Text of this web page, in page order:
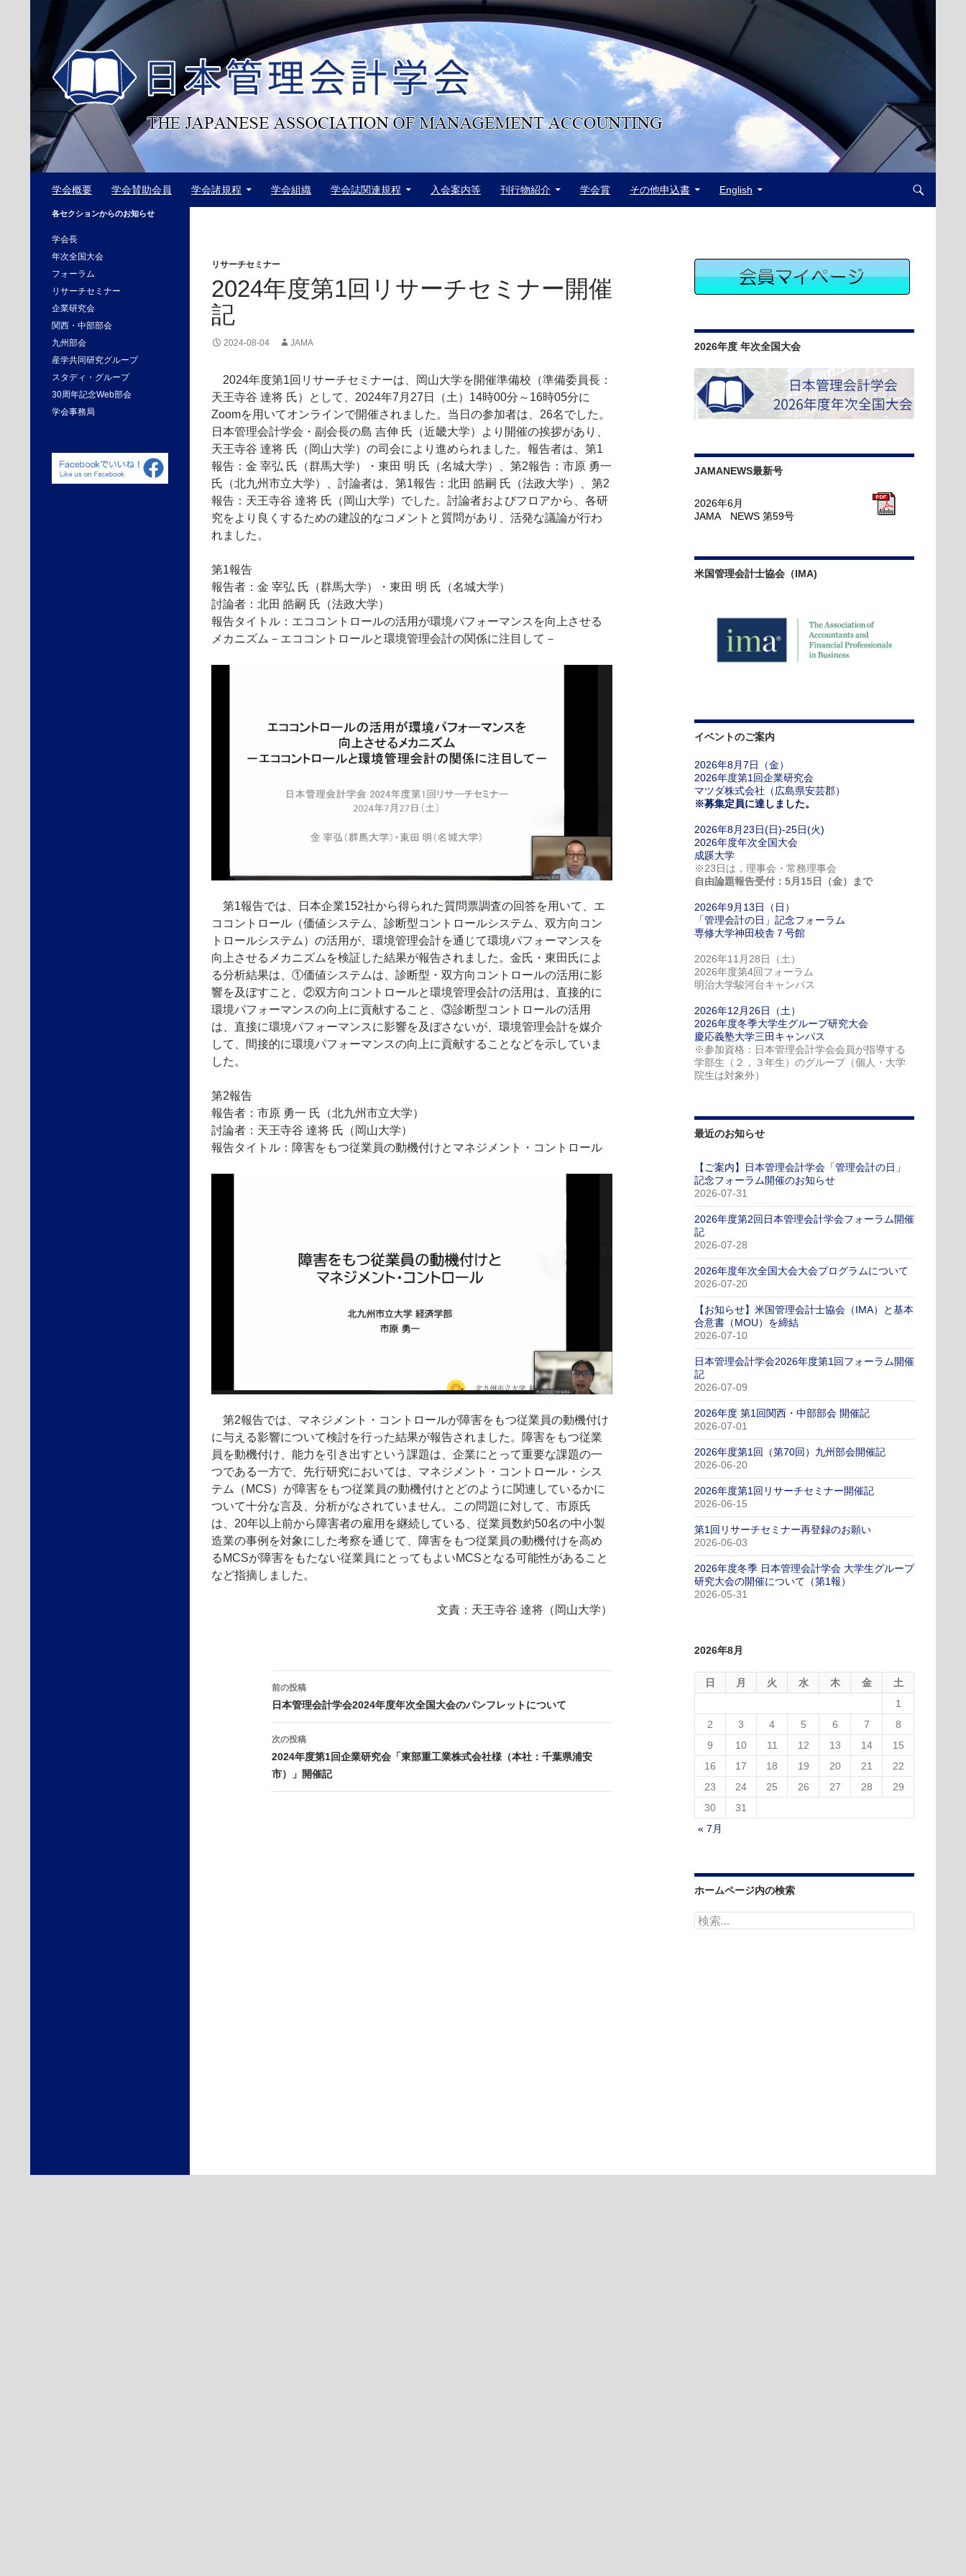
日本管理会計学会
学会概要 学会賛助会員 学会諸規程 学会組織 学会誌関連規程 入会案内等 刊行物紹介 学会賞 その他申込書 English
リサーチセミナー
2024年度第1回リサーチセミナー開催
記
2024-08-04 JAMA
2024年度第1回リサーチセミナーは、岡山大学を開催準備校（準備委員長：
天王寺谷 達将 氏）として、2024年7月27日（土）14時00分～16時05分に
Zoomを用いてオンラインで開催されました。当日の参加者は、26名でした。
日本管理会計学会・副会長の島 吉伸 氏（近畿大学）より開催の挨拶があり、
天王寺谷 達将 氏（岡山大学）の司会により進められました。報告者は、第1
報告：金 宰弘 氏（群馬大学）・東田 明 氏（名城大学）、第2報告：市原 勇一
氏（北九州市立大学）、討論者は、第1報告：北田 皓嗣 氏（法政大学）、第2
報告：天王寺谷 達将 氏（岡山大学）でした。討論者およびフロアから、各研
究をより良くするための建設的なコメントと質問があり、活発な議論が行わ
れました。
第1報告
報告者：金 宰弘 氏（群馬大学）・東田 明 氏（名城大学）
討論者：北田 皓嗣 氏（法政大学）
報告タイトル：エココントロールの活用が環境パフォーマンスを向上させる
メカニズム－エココントロールと環境管理会計の関係に注目して－
第1報告では、日本企業152社から得られた質問票調査の回答を用いて、エ
ココントロール（価値システム、診断型コントロールシステム、双方向コン
トロールシステム）の活用が、環境管理会計を通じて環境パフォーマンスを
向上させるメカニズムを検証した結果が報告されました。金氏・東田氏によ
る分析結果は、①価値システムは、診断型・双方向コントロールの活用に影
響を及ぼすこと、②双方向コントロールと環境管理会計の活用は、直接的に
環境パフォーマンスの向上に貢献すること、③診断型コントロールの活用
は、直接に環境パフォーマンスに影響を及ぼさないが、環境管理会計を媒介
して、間接的に環境パフォーマンスの向上に貢献することなどを示していま
した。
第2報告
報告者：市原 勇一 氏（北九州市立大学）
討論者：天王寺谷 達将 氏（岡山大学）
報告タイトル：障害をもつ従業員の動機付けとマネジメント・コントロール
第2報告では、マネジメント・コントロールが障害をもつ従業員の動機付け
に与える影響について検討を行った結果が報告されました。障害をもつ従業
員を動機付け、能力を引き出すという課題は、企業にとって重要な課題の一
つである一方で、先行研究においては、マネジメント・コントロール・シス
テム（MCS）が障害をもつ従業員の動機付けとどのように関連しているかに
ついて十分な言及、分析がなされていません。この問題に対して、市原氏
は、20年以上前から障害者の雇用を継続している、従業員数約50名の中小製
造業の事例を対象にした考察を通じて、障害をもつ従業員の動機付けを高め
るMCSが障害をもたない従業員にとってもよいMCSとなる可能性があること
など指摘しました。
文責：天王寺谷 達将（岡山大学）
稿
ナ
ゲ
ー
シ
前の投稿
日本管理会計学会2024年度年次全国大会のパンフレットについて
次の投稿
2024年度第1回企業研究会「東部重工業株式会社様（本社：千葉県浦安
市）」開催記
2026年度 年次全国大会
JAMANEWS最新号
2026年6月
JAMA NEWS 第59号
米国管理会計士協会（IMA)
イベントのご案内
2026年8月7日（金）
2026年度第1回企業研究会
マツダ株式会社（広島県安芸郡）
※募集定員に達しました。
2026年8月23日(日)-25日(火)
2026年度年次全国大会
成蹊大学
※23日は，理事会・常務理事会
自由論題報告受付：5月15日（金）まで
2026年9月13日（日）
「管理会計の日」記念フォーラム
専修大学神田校舎７号館
2026年11月28日（土）
2026年度第4回フォーラム
明治大学駿河台キャンパス
2026年12月26日（土）
2026年度冬季大学生グループ研究大会
慶応義塾大学三田キャンパス
※参加資格：日本管理会計学会会員が指導する
学部生（２，３年生）のグループ（個人・大学
院生は対象外）
最近のお知らせ
【ご案内】日本管理会計学会「管理会計の日」
記念フォーラム開催のお知らせ
2026-07-31
2026年度第2回日本管理会計学会フォーラム開催
記
2026-07-28
2026年度年次全国大会大会プログラムについて
2026-07-20
【お知らせ】米国管理会計士協会（IMA）と基本
合意書（MOU）を締結
2026-07-10
日本管理会計学会2026年度第1回フォーラム開催
記
2026-07-09
2026年度 第1回関西・中部部会 開催記
2026-07-01
2026年度第1回（第70回）九州部会開催記
2026-06-20
2026年度第1回リサーチセミナー開催記
2026-06-15
第1回リサーチセミナー再登録のお願い
2026-06-03
2026年度冬季 日本管理会計学会 大学生グループ
研究大会の開催について（第1報）
2026-05-31
2026年8月
日 月 火 水 木 金
土
1
2
3 4 5 6 7
8
9
10 11 12 13 14
15
16
17 18 19 20 21
22
23
24 25 26 27 28
29
30
31
« 7月
ホームページ内の検索
検
索:
The Japanese Association of
各セクションからのお知らせ
学会長
年次全国大会
フォーラム
リサーチセミナー
企業研究会
関西・中部部会
九州部会
産学共同研究グループ
スタディ・グループ
30周年記念Web部会
学会事務局